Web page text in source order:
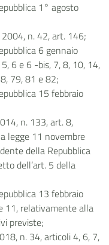
1° agosto
n. 42, art. 146;
6 gennaio
6 e 6 -bis, 7, 8, 10, 14,
79, 81 e 82;
15 febbraio
n. 133, art. 8,
legge 11 novembre
della Repubblica
dell’art. 5 della
13 febbraio
11, relativamente alla
previste;
n. 34, articoli 4, 6, 7,